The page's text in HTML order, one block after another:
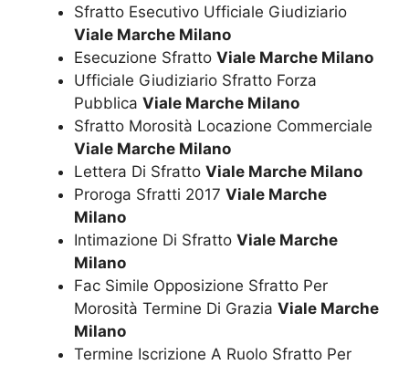
Sfratto Esecutivo Ufficiale Giudiziario
Viale Marche Milano
Esecuzione Sfratto Viale Marche Milano
Ufficiale Giudiziario Sfratto Forza
Pubblica Viale Marche Milano
Sfratto Morosità Locazione Commerciale
Viale Marche Milano
Lettera Di Sfratto Viale Marche Milano
Proroga Sfratti 2017 Viale Marche
Milano
Intimazione Di Sfratto Viale Marche
Milano
Fac Simile Opposizione Sfratto Per
Morosità Termine Di Grazia Viale Marche
Milano
Termine Iscrizione A Ruolo Sfratto Per